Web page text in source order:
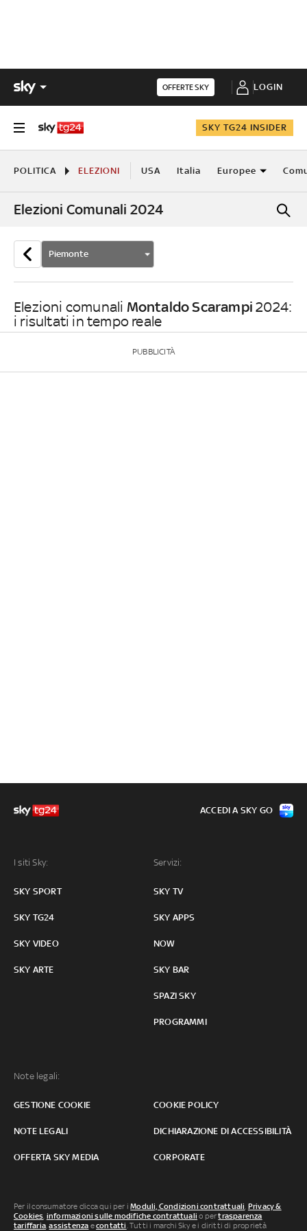
OFFERTE SKY LOGIN
SKY TG24 INSIDER
POLITICA ELEZIONI USA Italia Europee
Elezioni Comunali 2024
Piemonte
Elezioni comunali Montaldo Scarampi 2024:
i risultati in tempo reale
PUBBLICITÀ
I siti Sky:
SKY SPORT
SKY TG24
SKY VIDEO
SKY ARTE
Servizi:
SKY TV
SKY APPS
NOW
SKY BAR
SPAZI SKY
PROGRAMMI
Note legali:
GESTIONE COOKIE COOKIE POLICY
NOTE LEGALI DICHIARAZIONE DI ACCESSIBILITÀ
OFFERTA SKY MEDIA CORPORATE
ACCEDI A SKY GO
Per il consumatore clicca qui per iModuli, Condizioni contrattuali, Privacy &
Cookies, informazioni sulle modifiche contrattuali o pertrasparenza
tariffaria,assistenza econtatti. Tutti i marchi Sky e i diritti di proprietà